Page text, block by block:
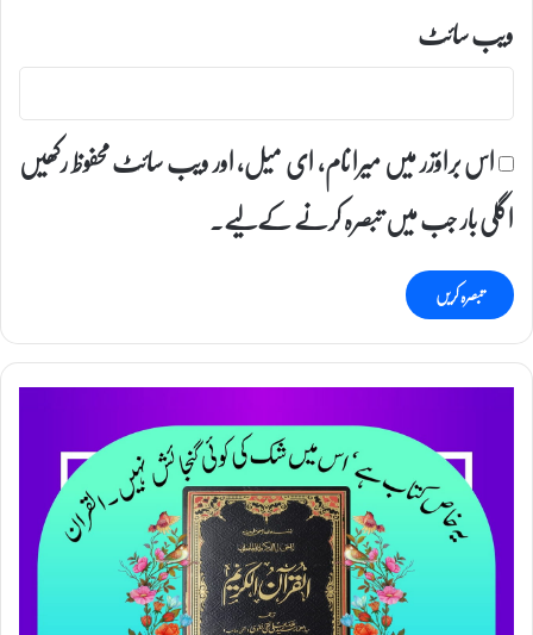
ویب‌ سائٹ
اس براؤزر میں میرا نام، ای میل، اور ویب سائٹ محفوظ رکھیں
اگلی بار جب میں تبصرہ کرنے کےلیے۔